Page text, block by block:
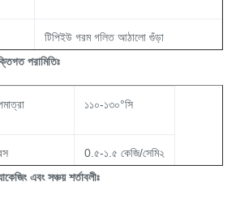
টিপিইউ গরম গলিত আঠালো গুঁড়া
সাদা গুঁড়া
৮৫-১১০ ডিগ্রি সেলসিয়াস
পরামিতিঃ
১১০-১৩০°সি
0.৫-১.৫ কেজি/সেমি২
এবং সঞ্চয় শর্তাবলীঃ